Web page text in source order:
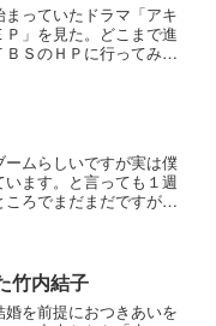
まっていたドラマ「アキ
」を見た。どこまで進
ＢＳのＨＰに行ってみた
どもチェ...
ムらしいですが実は僕
います。と言っても１週
ろでまだまだですが、
は気を付...
竹内結子
婚を前提におつきあいを